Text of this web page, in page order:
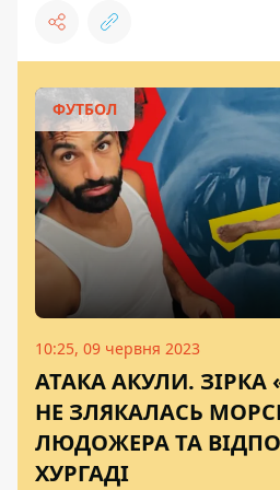
ФУТБОЛ
10:25, 09 червня 2023
АТАКА АКУЛИ. ЗІРКА
НЕ ЗЛЯКАЛАСЬ
ЛЮДОЖЕРА ТА
ХУРГАДІ